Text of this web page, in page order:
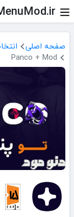
صفحه اصلی
Panco + Mod